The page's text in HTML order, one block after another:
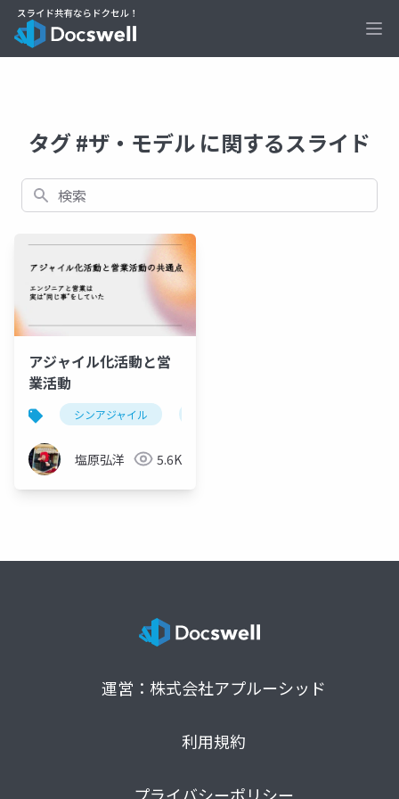
タグ #ザ・モデル に関するスライド
検索
アジャイル化活動と営
業活動
シンアジャイル
塩原弘洋 5.6K
運営：株式会社アプルーシッド
利用規約
プライバシーポリシー